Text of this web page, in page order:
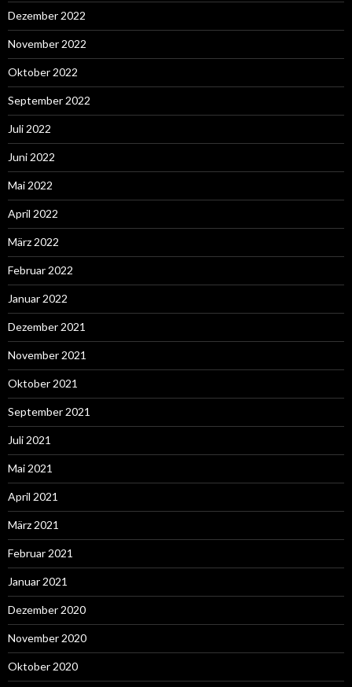
Dezember 2022
November 2022
Oktober 2022
September 2022
Juli 2022
Juni 2022
Mai 2022
April 2022
März 2022
Februar 2022
Januar 2022
Dezember 2021
November 2021
Oktober 2021
September 2021
Juli 2021
Mai 2021
April 2021
März 2021
Februar 2021
Januar 2021
Dezember 2020
November 2020
Oktober 2020